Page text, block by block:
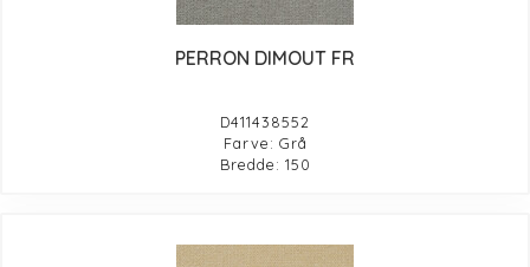
PERRON DIMOUT FR
D411438552
Farve: Grå
Bredde: 150